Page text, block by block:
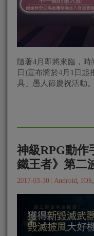
隨著4月即將來臨，
日)宣布將於4月1日起
具」愚人節慶祝活動。
神級RPG動作
鐵王者》第二
2017-03-30 Android, IOS,